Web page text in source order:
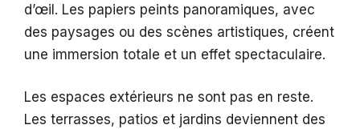
d’œil. Les papiers peints panoramiques, avec
des paysages ou des scènes artistiques, créent
une immersion totale et un effet spectaculaire.
Les espaces extérieurs ne sont pas en reste.
Les terrasses, patios et jardins deviennent des